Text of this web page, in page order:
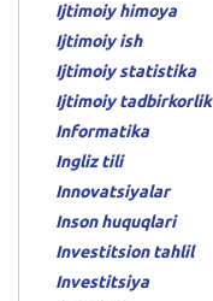
Ijtimoiy himoya
Ijtimoiy ish
Ijtimoiy statistika
Ijtimoiy tadbirkorlik
Informatika
Ingliz tili
Innovatsiyalar
Inson huquqlari
Investitsion tahlil
Investitsiya